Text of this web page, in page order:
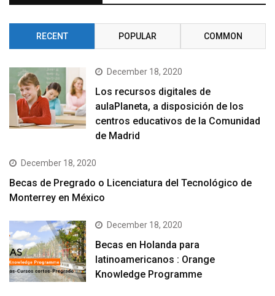
RECENT POPULAR COMMON
December 18, 2020
Los recursos digitales de
aulaPlaneta, a disposición de los
centros educativos de la Comunidad
de Madrid
December 18, 2020
Becas de Pregrado o Licenciatura del Tecnológico de
Monterrey en México
December 18, 2020
Becas en Holanda para
latinoamericanos : Orange
Knowledge Programme